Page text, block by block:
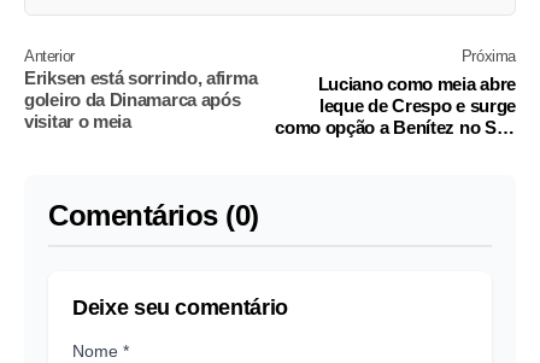
Anterior
Eriksen está sorrindo, afirma
goleiro da Dinamarca após
visitar o meia
Próxima
Luciano como meia abre
leque de Crespo e surge
como opção a Benítez no São
Comentários (0)
Deixe seu comentário
Nome *